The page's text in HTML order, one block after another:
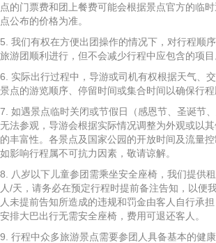
点的门票费和团上餐费可能会根据景点官方的临
点公布的价格为准。
5. 我们有权在方便出团操作的情况下，对行程顺
旅游团顺利进行，但不会减少行程中应包含的项目
6. 实际出行过程中，导游或司机有权根据天气、
景点的游览顺序、停留时间或集合时间以确保行程
7. 如遇景点临时关闭或节假日（感恩节、圣诞节
无法参观，导游会根据实际情况调整为外观或以
的丰富性。各景点及国家公园的开放时间及流量控
如影响行程属不可抗力因素，敬请谅解。
8. 八岁以下儿童参团需乘坐安全座椅，我们提供
人/天，请务必在预定行程时提前备注告知，以便
人未提前告知所造成的违规和罚金由客人自行承
安排大巴出行无需安全座椅，费用可退还客人。
9. 行程中众多旅游景点需要参团人具备基本的健